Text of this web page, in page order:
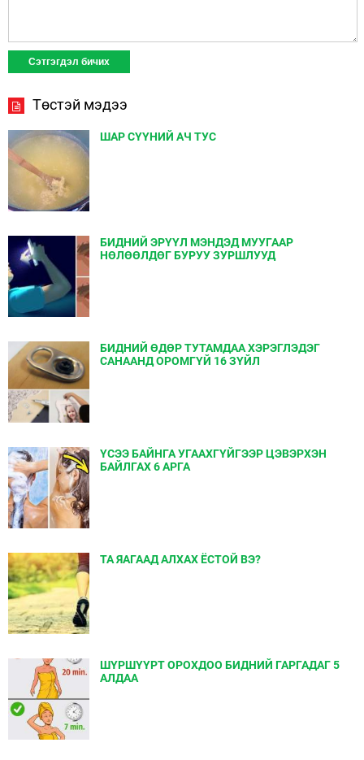
Төстэй мэдээ
ШАР СҮҮНИЙ АЧ ТУС
БИДНИЙ ЭРҮҮЛ МЭНДЭД МУУГААР
НӨЛӨӨЛДӨГ БУРУУ ЗУРШЛУУД
БИДНИЙ ӨДӨР ТУТАМДАА ХЭРЭГЛЭДЭГ
САНААНД ОРОМГҮЙ 16 ЗҮЙЛ
ҮСЭЭ БАЙНГА УГААХГҮЙГЭЭР ЦЭВЭРХЭН
БАЙЛГАХ 6 АРГА
ТА ЯАГААД АЛХАХ ЁСТОЙ ВЭ?
ШҮРШҮҮРТ ОРОХДОО БИДНИЙ ГАРГАДАГ 5
АЛДАА